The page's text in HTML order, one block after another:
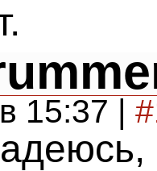
15:37 |